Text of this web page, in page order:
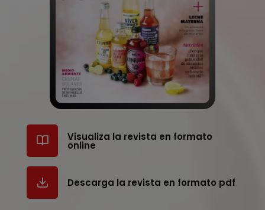
Visualiza la revista en formato
online
Descarga la revista en formato pdf